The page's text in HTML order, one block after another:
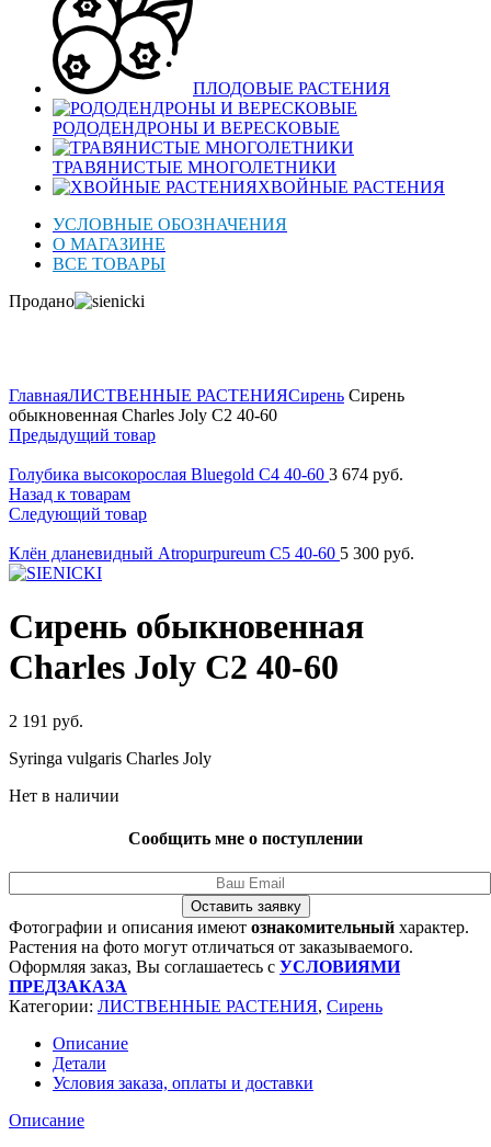
ПЛОДОВЫЕ РАСТЕНИЯ
РОДОДЕНДРОНЫ И ВЕРЕСКОВЫЕ
ТРАВЯНИСТЫЕ МНОГОЛЕТНИКИ
ХВОЙНЫЕ РАСТЕНИЯ
УСЛОВНЫЕ ОБОЗНАЧЕНИЯ
О МАГАЗИНЕ
ВСЕ ТОВАРЫ
Продано
ГлавнаяЛИСТВЕННЫЕ РАСТЕНИЯСирень Сирень
обыкновенная Charles Joly C2 40-60
Предыдущий товар
Голубика высокорослая Bluegold C4 40-60 3 674 руб.
Назад к товарам
Следующий товар
Клён дланевидный Atropurpureum C5 40-60 5 300 руб.
Сирень обыкновенная
Charles Joly C2 40-60
2 191 руб.
Syringa vulgaris Charles Joly
Нет в наличии
Сообщить мне о поступлении
Оставить заявку
Фотографии и описания имеют ознакомительный характер.
Растения на фото могут отличаться от заказываемого.
Оформляя заказ, Вы соглашаетесь с УСЛОВИЯМИ
ПРЕДЗАКАЗА
Категории: ЛИСТВЕННЫЕ РАСТЕНИЯ, Сирень
Описание
Детали
Условия заказа, оплаты и доставки
Описание